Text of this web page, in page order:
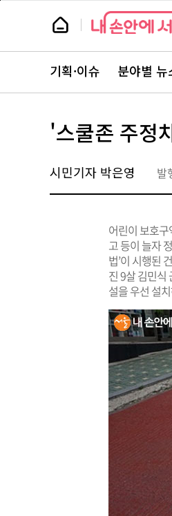
본
뉴
스
뉴
스
주
서
바
로
기획·이슈 분야별 뉴
'스쿨존 주정
시민기자 박은영 발
어린이 보호
고 등이 늘자
법’이 시행된
진 9살 김민식
설을 우선 설
페